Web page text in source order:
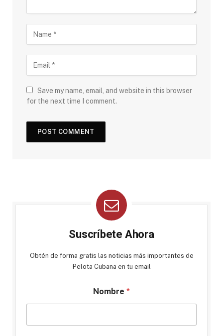
Save my name, email, and website in this browser
for the next time I comment.
Suscríbete Ahora
Obtén de forma gratis las noticias más importantes de
Pelota Cubana en tu email
Nombre *